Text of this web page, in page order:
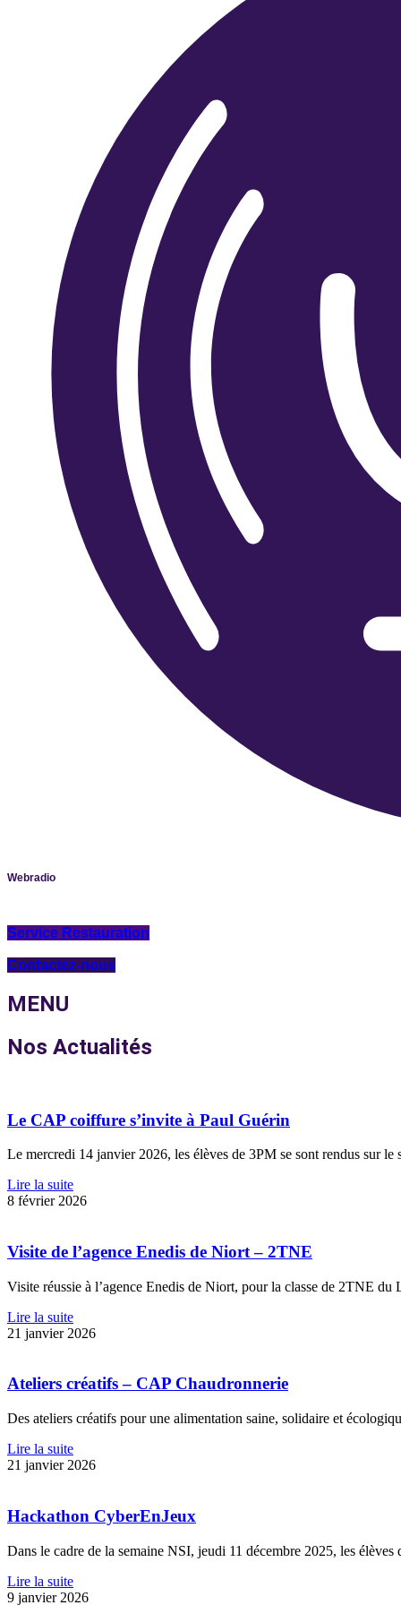
Webradio
Service Restauration
Contactez-nous
MENU
Nos Actualités
Le CAP coiffure s’invite à Paul Guérin
Le mercredi 14 janvier 2026, les élèves de 3PM se sont rendus sur le
Lire la suite
8 février 2026
Visite de l’agence Enedis de Niort – 2TNE
Visite réussie à l’agence Enedis de Niort, pour la classe de 2TNE
Lire la suite
21 janvier 2026
Ateliers créatifs – CAP Chaudronnerie
Des ateliers créatifs pour une alimentation saine, solidaire et
Lire la suite
21 janvier 2026
Hackathon CyberEnJeux
Dans le cadre de la semaine NSI, jeudi 11 décembre 2025, les
Lire la suite
9 janvier 2026